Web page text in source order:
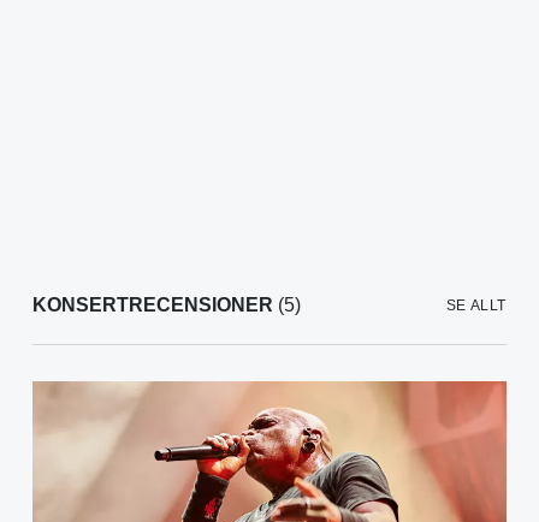
KONSERTRECENSIONER (5) SE ALLT